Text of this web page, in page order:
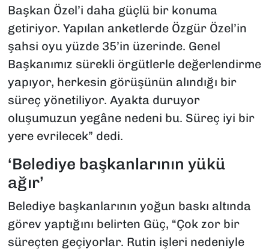
Başkan Özel’i daha güçlü bir konuma
getiriyor. Yapılan anketlerde Özgür Özel’in
şahsi oyu yüzde 35’in üzerinde. Genel
Başkanımız sürekli örgütlerle değerlendirme
yapıyor, herkesin görüşünün alındığı bir
süreç yönetiliyor. Ayakta duruyor
oluşumuzun yegâne nedeni bu. Süreç iyi bir
yere evrilecek” dedi.
‘Belediye başkanlarının yükü
ağır’
Belediye başkanlarının yoğun baskı altında
görev yaptığını belirten Güç, “Çok zor bir
süreçten geçiyorlar. Rutin işleri nedeniyle